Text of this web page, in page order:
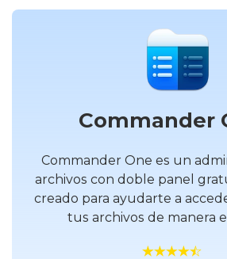
Commander
Commander One es un
archivos con doble panel
creado para ayudarte a
tus archivos de manera